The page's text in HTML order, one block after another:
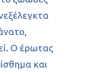
Ο έρωτας
και